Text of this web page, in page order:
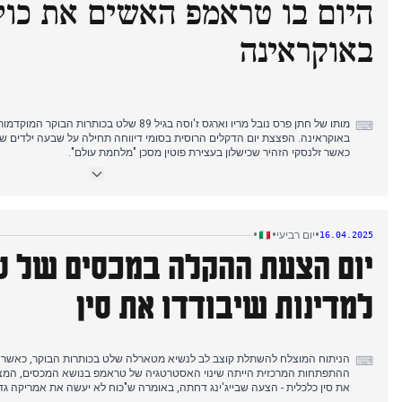
הפגנה פרו-פלסטינית במילאנו הפכה אלימה כאשר מפגינים שברו חלונות ראווה
היום בו טראמפ האשים את
באוקראינה
⌨
מותו של חתן פרס נובל מריו וארגס ז'וסה בגיל 89
באוקראינה. הפצצת יום הדקלים הרוסית בסומי דיווחה תחילה על שבעה ילדים
כאשר זלנסקי הזהיר שכישלון בעצירת פוטין מסכן "מלחמת עולם".
טראמפ שינה באופן דרמטי את הרטוריקה שלו, האשים את ביידן, זלנסקי
בחזיתות הכלכליות, סין השעתה יצוא של מתכות נדירות בעוד טראמפ שקל
לאחר שבועות של הסלמה. מניות אירופיות התאוששו כשמגזרי הטכנולוגיה
במישור המקומי,
טירניה בחינם, בעוד שהביקורת גברה על אי-סדרים בבחינות בחירת מנהלי בתי
16.04.2025
•יום רביעי•
•
יום הצעת ההקלה במכסים של
למדינות שיבודדו את סין
⌨ הניתוח המוצלח להשתלת קוצב לב לנשיא מטארלה שלט בכותרות הבוקר, כאשר
ההתפתחות המרכזית הייתה שינוי האסטרטגיה של טראמפ בנושא המכסים,
את סין כלכלית - הצעה שבייג'ינג דחתה, באומרה ש"כוח לא יעשה את אמריקה